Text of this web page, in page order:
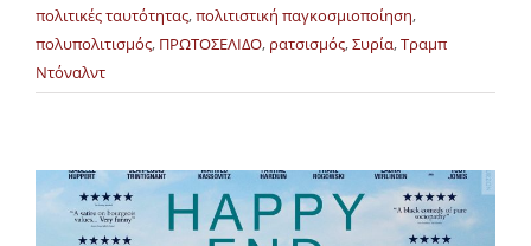
πολιτικές ταυτότητας,πολιτιστική παγκοσμιοποίηση,
πολυπολιτισμός, ΠΡΩΤΟΣΕΛΙΔΟ, ρατσισμός,Συρία,Τραμπ
Ντόναλντ